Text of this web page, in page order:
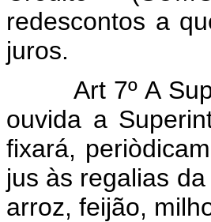
redescontos a
juros.
Art 7º A
ouvida a
fixará,
jus às regalias
arroz, feijão,